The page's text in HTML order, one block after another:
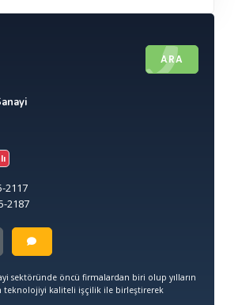
ARA
2117
2187
sektöründe öncü firmalardan biri olup yılların
teknolojiyi kaliteli işçilik ile birleştirerek